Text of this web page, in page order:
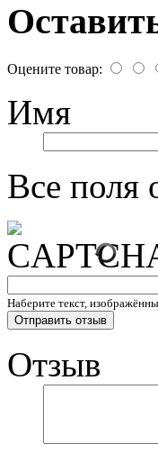
Оцените товар:
Имя
Все поля
Наберите текст,
Отзыв